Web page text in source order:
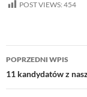
POST VIEWS: 454
Nawigacja
wpisu
POPRZEDNI WPIS
11 kandydatów z